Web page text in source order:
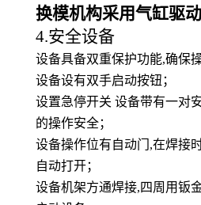
换模机构采用气缸驱动
4.安全设备
设备具备双重保护功能,确保
设备设有双手启动按钮；
设置急停开关 设备带有一对
的操作安全；
设备操作位有自动门,在焊接
自动打开；
设备机架方通焊接,四周用钣